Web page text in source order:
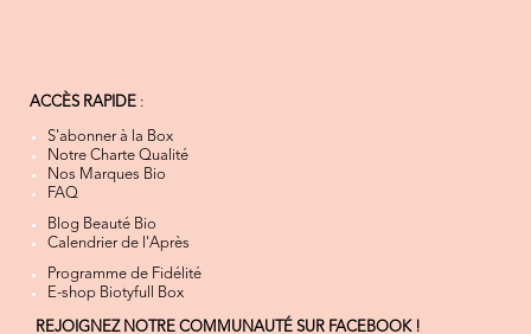
ACCÈS RAPIDE :
S'abonner à la Box
Notre Charte Qualité
Nos Marques Bio
FAQ
Blog Beauté Bio
Calendrier de l'Après
Programme de Fidélité
E-shop Biotyfull Box
REJOIGNEZ NOTRE COMMUNAUTÉ SUR FACEBOOK !